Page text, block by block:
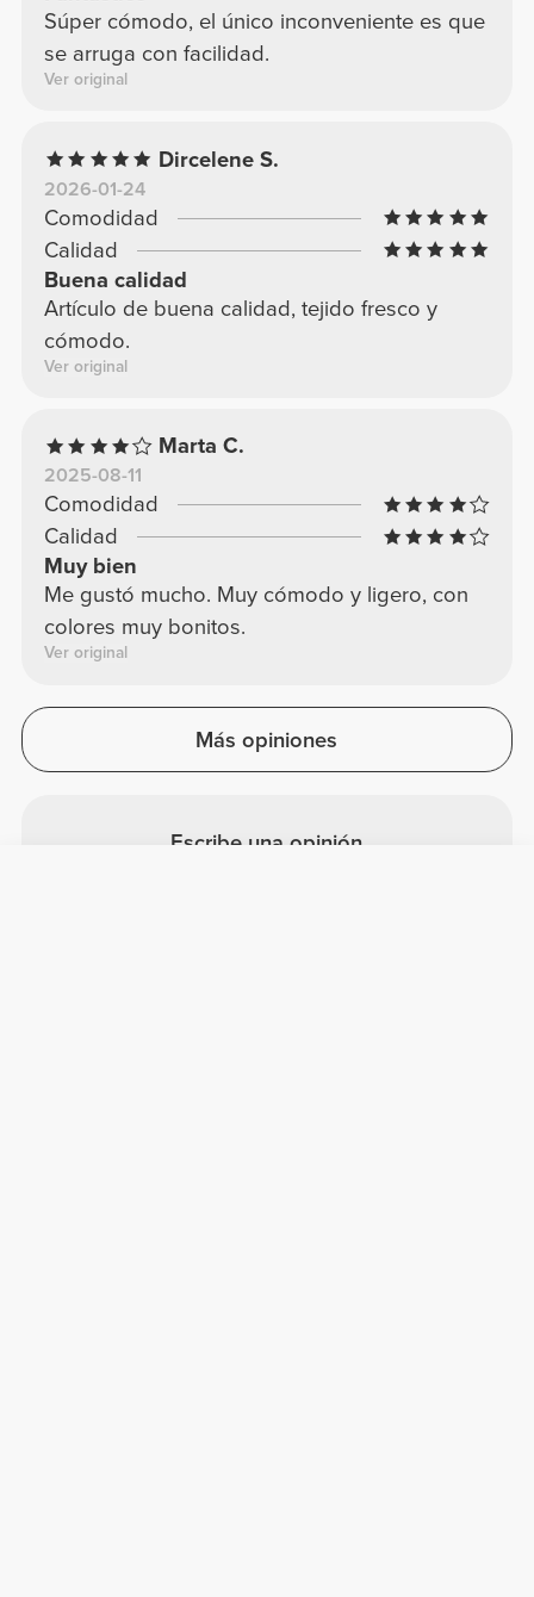
Súper cómodo, el único inconveniente es que
se arruga con facilidad.
Ver original
Dircelene S.
2026-01-24
Comodidad
Calidad
Buena calidad
Artículo de buena calidad, tejido fresco y
cómodo.
Ver original
Marta C.
2025-08-11
Comodidad
Calidad
Muy bien
Me gustó mucho. Muy cómodo y ligero, con
colores muy bonitos.
Ver original
Más opiniones
Escribe una opinión